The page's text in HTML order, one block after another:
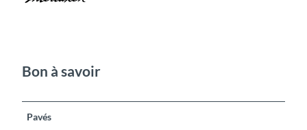
Bon à savoir
Pavés